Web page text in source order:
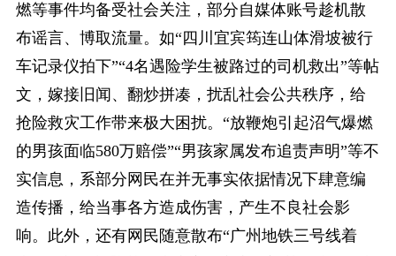
燃等事件均备受社会关注，部分自媒体账号趁机散
布谣言、博取流量。如“四川宜宾筠连山体滑坡被行
车记录仪拍下”“4名遇险学生被路过的司机救出”等帖
文，嫁接旧闻、翻炒拼凑，扰乱社会公共秩序，给
抢险救灾工作带来极大困扰。“放鞭炮引起沼气爆燃
的男孩面临580万赔偿”“男孩家属发布追责声明”等不
实信息，系部分网民在并无事实依据情况下肆意编
造传播，给当事各方造成伤害，产生不良社会影
响。此外，还有网民随意散布“广州地铁三号线着